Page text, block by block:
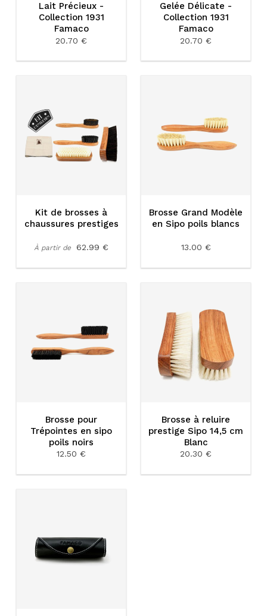
Lait Précieux -
Collection 1931
Famaco
20.70 €
Gelée Délicate -
Collection 1931
Famaco
20.70 €
Kit de brosses à
chaussures prestiges
À partir de 62.99 €
Brosse Grand Modèle
en Sipo poils blancs
13.00 €
Brosse pour
Trépointes en sipo
poils noirs
12.50 €
Brosse à reluire
prestige Sipo 14,5 cm
Blanc
20.30 €